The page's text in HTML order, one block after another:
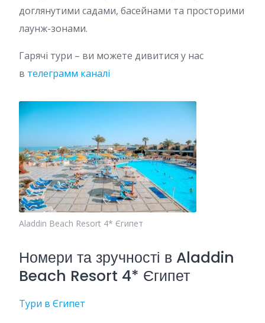
доглянутими садами, басейнами та просторими
лаунж-зонами.
Гарячі тури – ви можете дивитися у нас
в телеграмм каналі
Aladdin Beach Resort 4* Єгипет
Номери та зручності в Aladdin
Beach Resort 4* Єгипет
Тури в Єгипет